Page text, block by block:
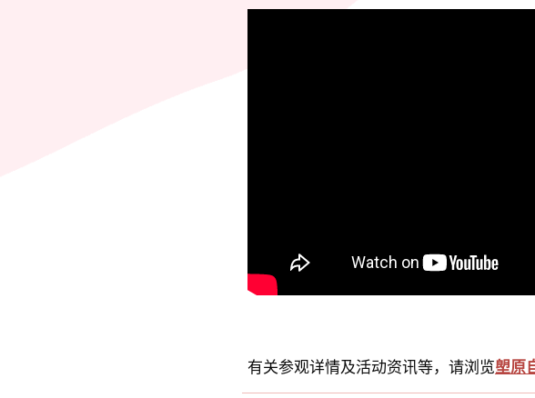
有关参观详情及活动资讯等，请浏览塱原